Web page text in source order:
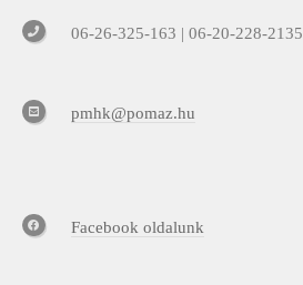
06-26-325-163 | 06-20-228-2135
pmhk@pomaz.hu
Facebook oldalunk